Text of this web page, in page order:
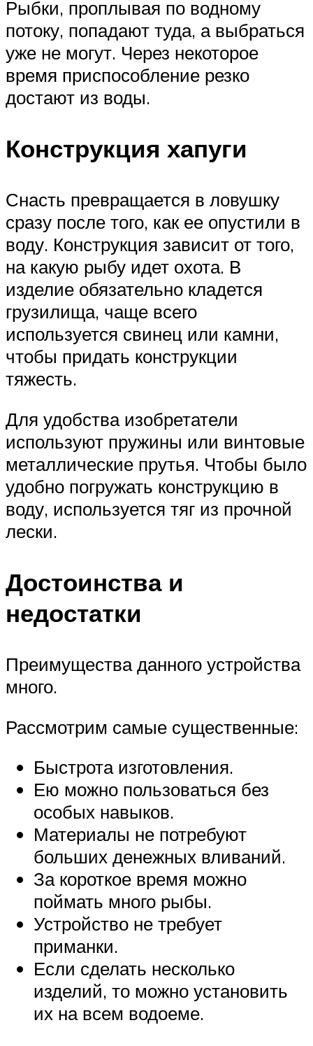
Рыбки, проплывая по водному
потоку, попадают туда, а выбраться
уже не могут. Через некоторое
время приспособление резко
достают из воды.
Конструкция хапуги
Снасть превращается в ловушку
сразу после того, как ее опустили в
воду. Конструкция зависит от того,
на какую рыбу идет охота. В
изделие обязательно кладется
грузилища, чаще всего
используется свинец или камни,
чтобы придать конструкции
тяжесть.
Для удобства изобретатели
используют пружины или винтовые
металлические прутья. Чтобы было
удобно погружать конструкцию в
воду, используется тяг из прочной
лески.
Достоинства и
недостатки
Преимущества данного устройства
много.
Рассмотрим самые существенные:
Быстрота изготовления.
Ею можно пользоваться без
особых навыков.
Материалы не потребуют
больших денежных вливаний.
За короткое время можно
поймать много рыбы.
Устройство не требует
приманки.
Если сделать несколько
изделий, то можно установить
их на всем водоеме.